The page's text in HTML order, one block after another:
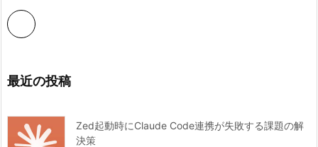
最近の投稿
Zed起動時にClaude Code連携が失敗する課題の解
決策